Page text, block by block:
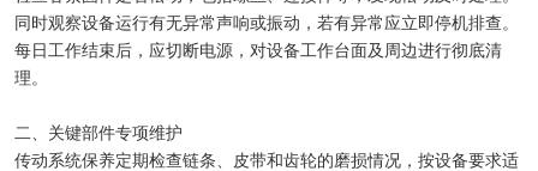
同时观察设备运行有无异常声响或振动，若有异常应立即停机排查。
每日工作结束后，应切断电源，对设备工作台面及周边进行彻底清
理。
二、关键部件专项维护
传动系统保养定期检查链条、皮带和齿轮的磨损情况，按设备要求适